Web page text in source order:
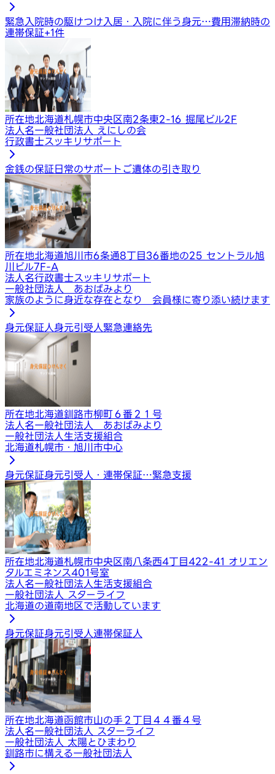
緊急入院時の駆けつけ 入居・入院に伴う身元…費用滞納時の
連帯保証+1件
所在地北海道札幌市中央区南2条東2-16 掘尾ビル2F
法人名一般社団法人 えにしの会
行政書士スッキリサポート
金銭の保証日常のサポート ご遺体の引き取り
所在地北海道旭川市6条通8丁目36番地の25 セントラル旭
川ビル7F-A
法人名行政書士スッキリサポート
一般社団法人 あおばみより
家族のように身近な存在となり 会員様に寄り添い続けます
身元保証人身元引受人緊急連絡先
所在地北海道釧路市柳町６番２１号
法人名一般社団法人 あおばみより
一般社団法人生活支援組合
北海道札幌市・旭川市中心
身元保証身元引受人・連帯保証…緊急支援
所在地北海道札幌市中央区南八条西4丁目422-41 オリエン
タルエミネンス401号室
法人名一般社団法人生活支援組合
一般社団法人 スターライフ
北海道の道南地区で活動しています
身元保証身元引受人連帯保証人
所在地北海道函館市山の手２丁目４４番４号
法人名一般社団法人 スターライフ
一般社団法人 太陽とひまわり
釧路市に構える一般社団法人